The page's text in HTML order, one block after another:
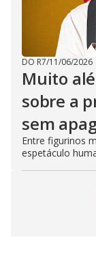
DO R7/11/06/2026
Muito
sobre a
sem
Entre figurinos
espetáculo